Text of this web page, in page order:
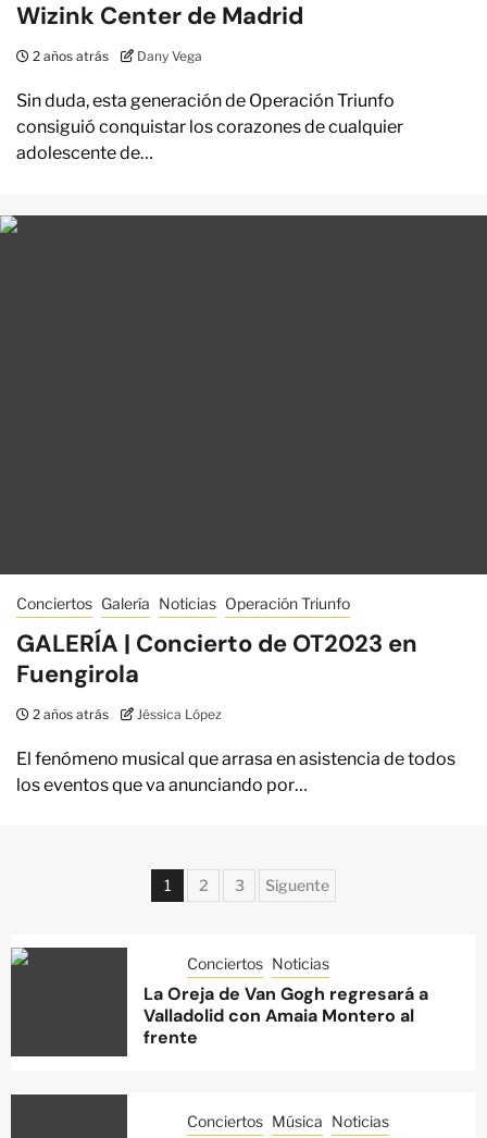
Wizink Center de Madrid
2 años atrás Dany Vega
Sin duda, esta generación de Operación Triunfo
consiguió conquistar los corazones de cualquier
adolescente de…
Conciertos Galería Noticias Operación Triunfo
GALERÍA | Concierto de OT2023 en
Fuengirola
2 años atrás Jéssica López
El fenómeno musical que arrasa en asistencia de todos
los eventos que va anunciando por…
1 2 3 Siguente
Conciertos Noticias
La Oreja de Van Gogh regresará a
Valladolid con Amaia Montero al
frente
Conciertos Música Noticias